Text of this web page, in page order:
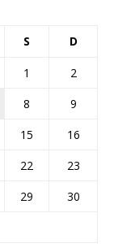
S D
1
2
8
9
15
16
22
23
29
30